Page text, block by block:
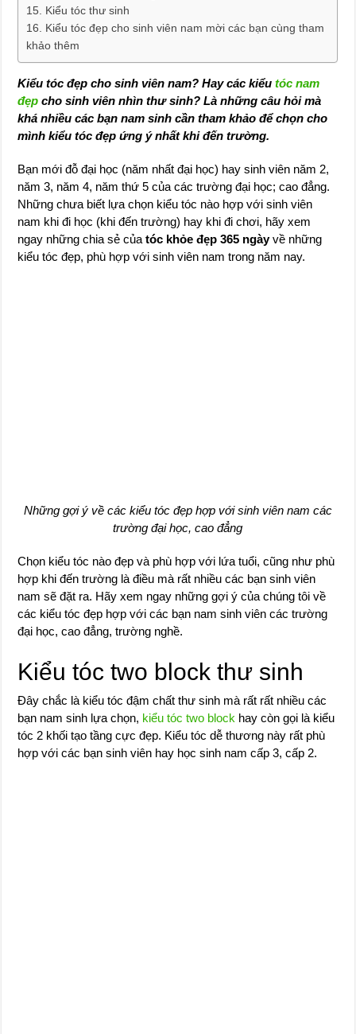
Kiểu tóc thư sinh
Kiểu tóc đẹp cho sinh viên nam mời các bạn cùng tham
khảo thêm
Kiểu tóc đẹp cho sinh viên nam? Hay các kiểutóc nam
đẹp cho sinh viên nhìn thư sinh? Là những câu hỏi mà
khá nhiều các bạn nam sinh cần tham khảo để chọn cho
mình kiểu tóc đẹp ứng ý nhất khi đến trường.
Bạn mới đỗ đại học (năm nhất đại học) hay sinh viên năm 2,
năm 3, năm 4, năm thứ 5 của các trường đại học; cao đẳng.
Những chưa biết lựa chọn kiểu tóc nào hợp với sinh viên
nam khi đi học (khi đến trường) hay khi đi chơi, hãy xem
ngay những chia sẻ củatóc khỏe đẹp 365 ngàyvề những
kiểu tóc đẹp, phù hợp với sinh viên nam trong năm nay.
Những gợi ý về các kiểu tóc đẹp hợp với sinh viên nam các
trường đại học, cao đẳng
Chọn kiểu tóc nào đẹp và phù hợp với lứa tuổi, cũng như phù
hợp khi đến trường là điều mà rất nhiều các bạn sinh viên
nam sẽ đặt ra. Hãy xem ngay những gợi ý của chúng tôi về
các kiểu tóc đẹp hợp với các bạn nam sinh viên các trường
đại học, cao đẳng, trường nghề.
Kiểu tóc two block thư sinh
Đây chắc là kiểu tóc đậm chất thư sinh mà rất rất nhiều các
bạn nam sinh lựa chọn, kiểu tóc two block hay còn gọi là kiểu
tóc 2 khối tạo tầng cực đẹp. Kiểu tóc dễ thương này rất phù
hợp với các bạn sinh viên hay học sinh nam cấp 3, cấp 2.